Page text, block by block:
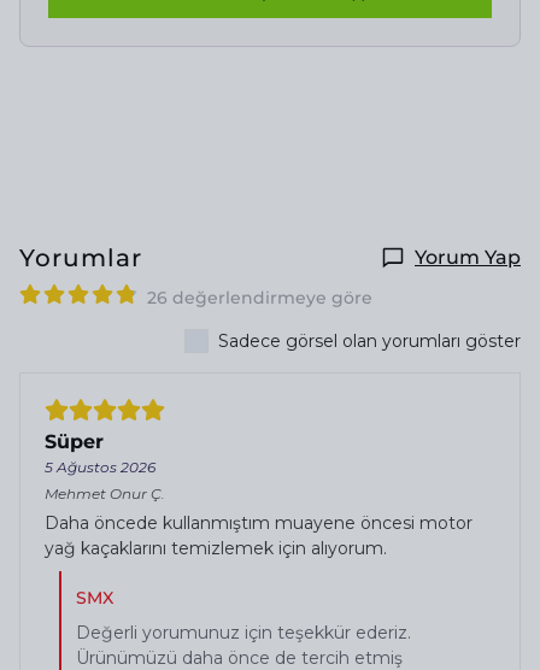
Yorumlar Yorum Yap
26 değerlendirmeye göre
Sadece görsel olan yorumları göster
Süper
5 Ağustos 2026
Mehmet Onur Ç.
Daha öncede kullanmıştım muayene öncesi motor
yağ kaçaklarını temizlemek için alıyorum.
SMX
Değerli yorumunuz için teşekkür ederiz.
Ürünümüzü daha önce de tercih etmiş